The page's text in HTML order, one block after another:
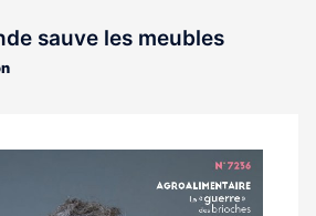
sauve les meubles